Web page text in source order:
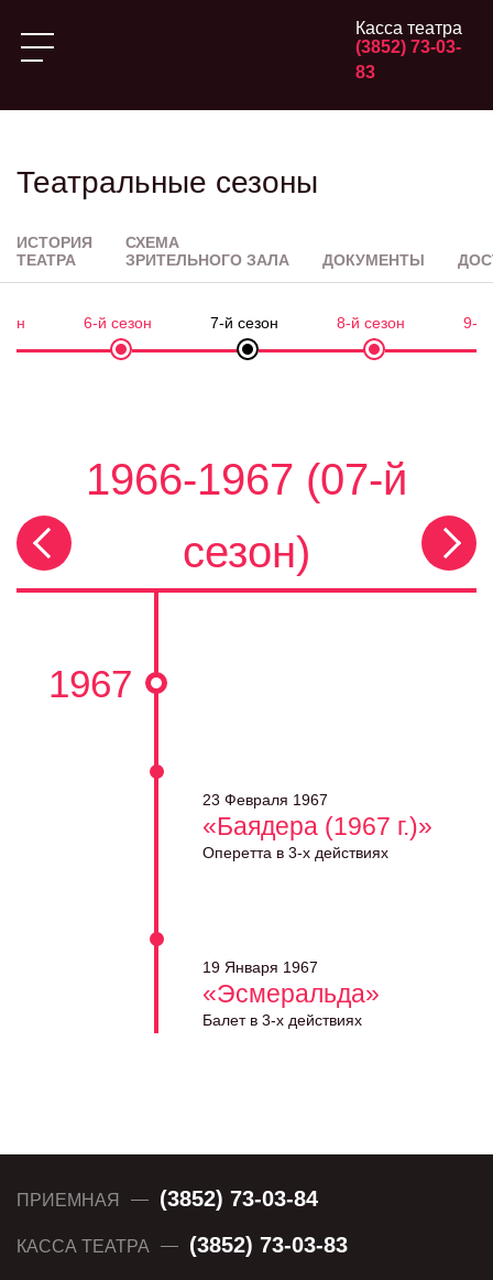
Касса театра
(3852) 73-03-
83
Театральные сезоны
ИСТОРИЯ
ТЕАТРА
СХЕМА
ЗРИТЕЛЬНОГО ЗАЛА
ДОКУМЕНТЫ
6-й сезон 7-й сезон 8-й сезон 9-й
1966-1967 (07-й
сезон)
1967
23 Февраля 1967
«Баядера (1967 г.)»
Оперетта в 3-х действиях
19 Января 1967
«Эсмеральда»
Балет в 3-х действиях
ПРИЕМНАЯ (3852) 73-03-84
КАССА ТЕАТРА (3852) 73-03-83